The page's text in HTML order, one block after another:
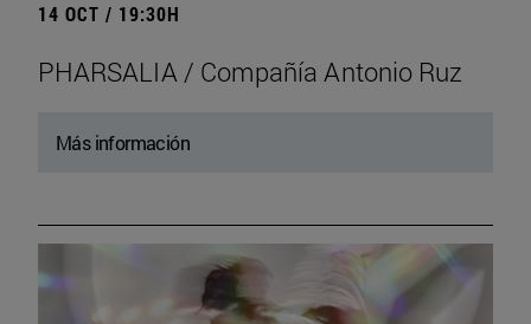
14 OCT / 19:30H
PHARSALIA / Compañía Antonio Ruz
Más información